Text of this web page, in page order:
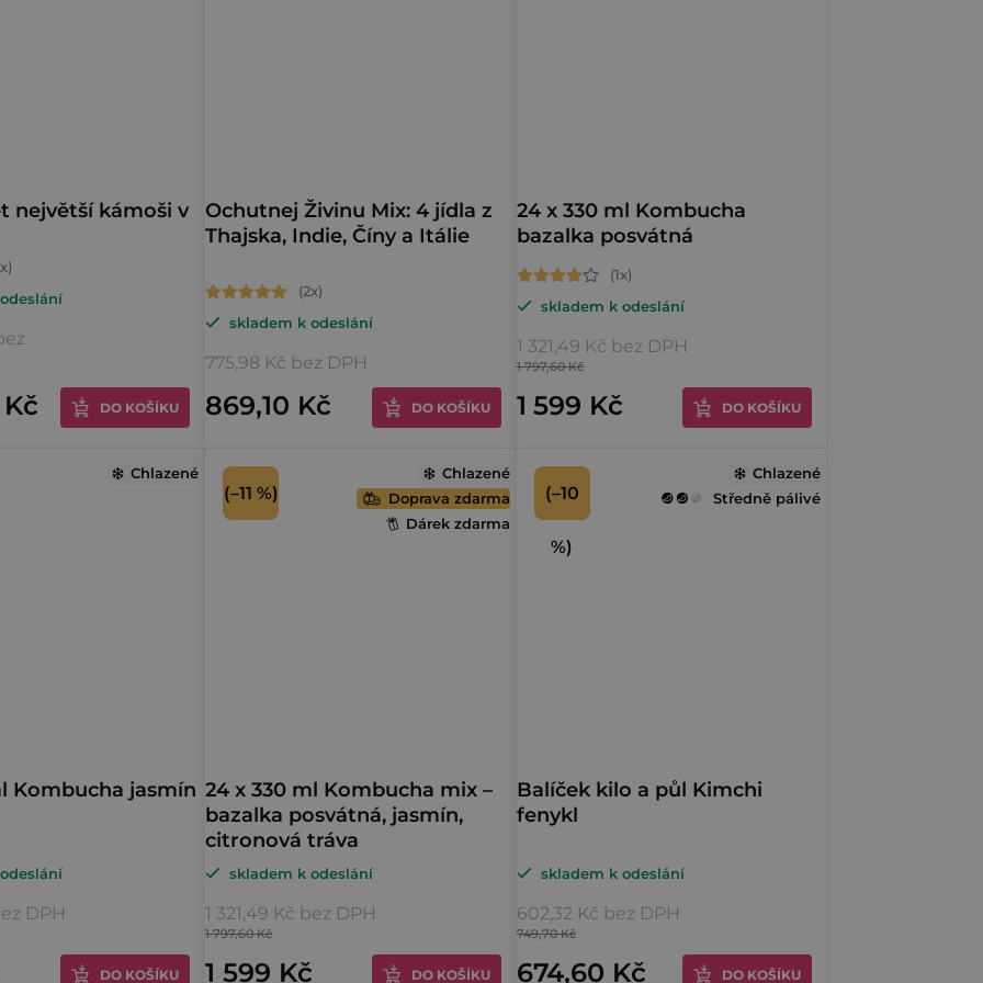
největší kámoši v
Kč DO KOŠÍKU
Ochutnej Živinu Mix: 4 jídla z
Thajska, Indie, Číny a Itálie
Průměrné
hodnocení
produktu
5,0
hvězdiček.
skladem k odeslání
775,98 Kč bez DPH
869,10 Kč DO KOŠÍKU
24 x 330 ml Kombucha
bazalka posvátná
Průměrné
hodnocení
produktu
je
4,0
hvězdiček.
skladem k odeslání
1 321,49 Kč bez DPH
1 599 Kč
1 797,60 Kč
DO KOŠÍKU
Chlazené
Kombucha jasmín
DPH
DO KOŠÍKU
Chlazené
Doprava zdarma
Dárek zdarma
24 x 330 ml Kombucha mix –
bazalka posvátná, jasmín,
citronová tráva
skladem k odeslání
1 321,49 Kč bez DPH
1 599 Kč
1 797,60 Kč
(–11 %)
DO KOŠÍKU
Chlazené
Středně pálivé
Balíček kilo a půl Kimchi
fenykl
skladem k odeslání
602,32 Kč bez DPH
674,60 Kč
749,70 Kč
(–10
%)
DO KOŠÍKU